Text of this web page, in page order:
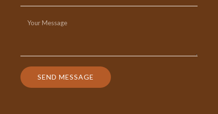
SEND MESSAGE